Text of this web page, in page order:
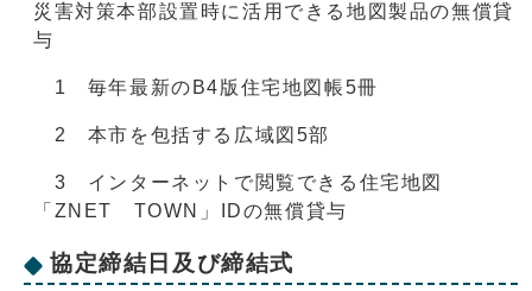
災害対策本部設置時に活用できる地図製品の無償貸
与
1 毎年最新のB4版住宅地図帳5冊
2 本市を包括する広域図5部
3 インターネットで閲覧できる住宅地図
「ZNET TOWN」IDの無償貸与
協定締結日及び締結式